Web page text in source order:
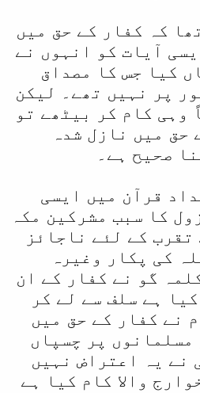
کہ کفار کے حق میں
آیات کو انہوں نے
کیا جس کا مصداق
پر نہیں تھے۔ لیکن
وہی کام کر بیٹھے تو
حق میں نازل شدہ
صحیح ہے۔
قرآن میں ایسی
کا سبب مشرکین مکہ
کے لئے ناجائز
کی پکار وغیرہ
گو نے کفار کے ان
ہے سلف سے لے کر
نے کفار کے حق میں
مسلمانوں پر چسپاں
نے یہ اعتراض نہیں
والا کام کیا ہے